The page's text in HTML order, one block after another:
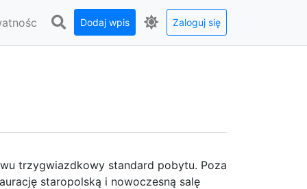
Dodaj wpis Zaloguj się
trzygwiazdkowy standard pobytu. Poza
staropolską i nowoczesną salę